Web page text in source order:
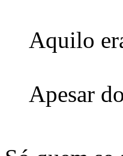
Aquilo
Apesar